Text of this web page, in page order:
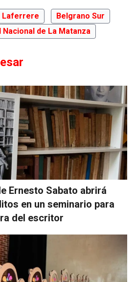
Laferrere
Belgrano Sur
Nacional de La Matanza
Ernesto Sabato abrirá
en un seminario para
del escritor